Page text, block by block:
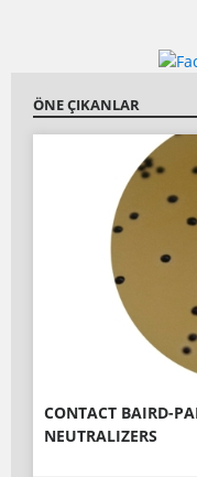
ÖNE ÇIKANLAR
CONTACT BAIRD-
NEUTRALIZERS